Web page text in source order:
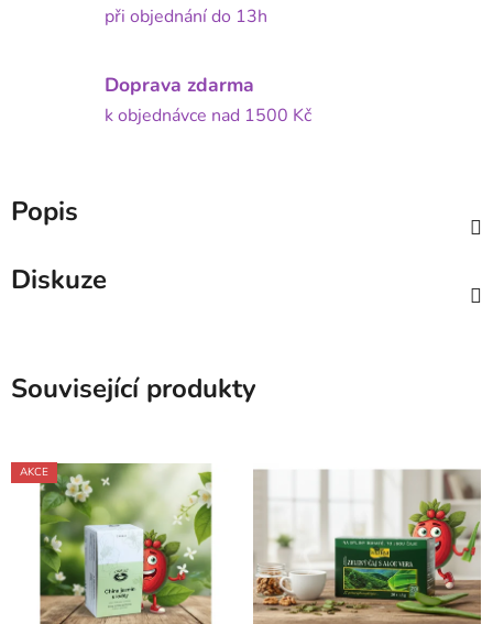
při objednání do 13h
Doprava zdarma
k objednávce nad 1500 Kč
Popis
Diskuze
Související produkty
AKCE